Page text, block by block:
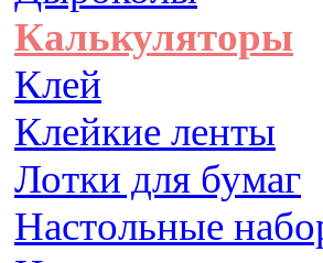
Калькуляторы
Клей
Клейкие ленты
Лотки для бумаг
Настольные